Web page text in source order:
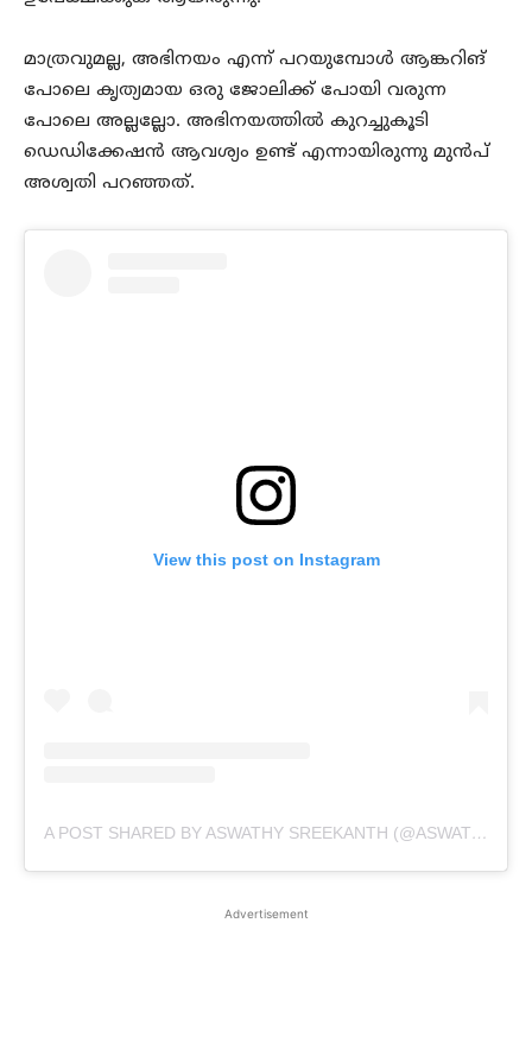
മാത്രവുമല്ല, അഭിനയം എന്ന് പറയുമ്പോൾ ആങ്കറിങ്
പോലെ കൃത്യമായ ഒരു ജോലിക്ക് പോയി വരുന്ന
പോലെ അല്ലല്ലോ. അഭിനയത്തിൽ കുറച്ചുകൂടി
ഡെഡിക്കേഷൻ ആവശ്യം ഉണ്ട് എന്നായിരുന്നു മുൻപ്
അശ്വതി പറഞ്ഞത്.
View this post on Instagram
A POST SHARED BY ASWATHY SREEKANTH (@ASWATHYSREEKANTH)
Advertisement